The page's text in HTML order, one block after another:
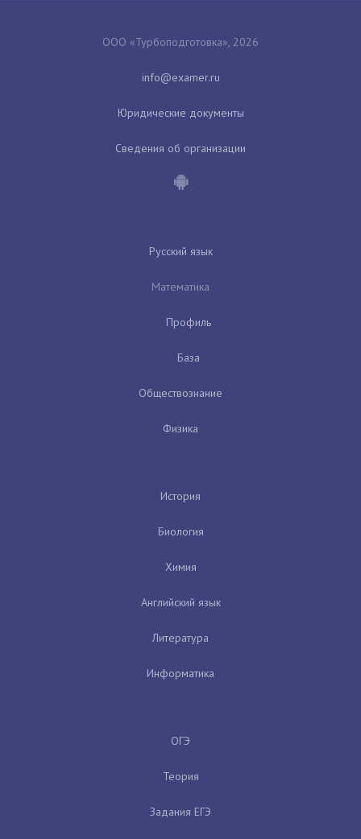
ООО «Турбоподготовка», 2026
Юридические документы
Сведения об организации
Русский язык
Математика
Профиль
База
Обществознание
Физика
История
Биология
Химия
Английский язык
Литература
Информатика
ОГЭ
Теория
Задания ЕГЭ